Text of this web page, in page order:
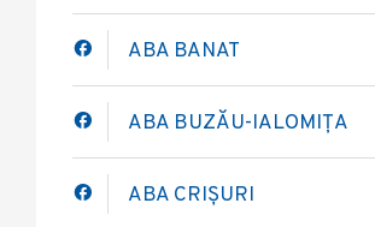
ABA BANAT
ABA BUZĂU-IALOMIȚA
ABA CRIȘURI